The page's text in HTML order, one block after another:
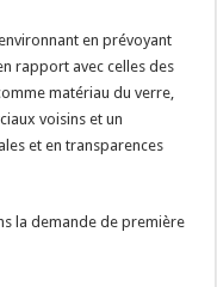
en prévoyant
rapport avec celles des
matériau du verre,
voisins et un
et en transparences
la demande de première